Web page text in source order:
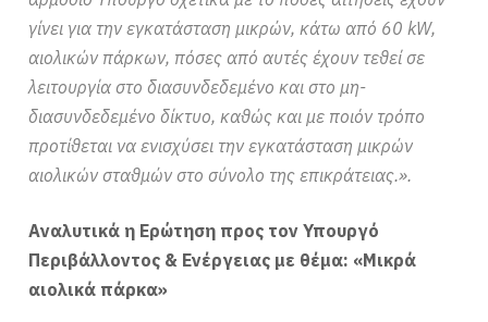
γίνει για την εγκατάσταση μικρών, κάτω από 60 kW,
αιολικών πάρκων, πόσες από αυτές έχουν τεθεί σε
λειτουργία στο διασυνδεδεμένο και στο μη-
διασυνδεδεμένο δίκτυο, καθώς και με ποιόν τρόπο
προτίθεται να ενισχύσει την εγκατάσταση μικρών
αιολικών σταθμών στο σύνολο της επικράτειας.».
Αναλυτικά η Ερώτηση προς τον Υπουργό
Περιβάλλοντος & Ενέργειας με θέμα: «Μικρά
αιολικά πάρκα»